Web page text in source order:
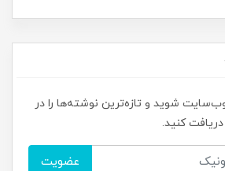
شوید و تازه‌ترین نوشته‌ها را در
کنید.
عضویت